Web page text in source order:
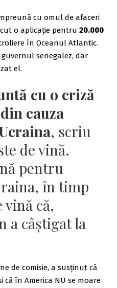
cu omul de afaceri
o aplicaţie pentru 20.000
în Oceanul Atlantic.
senegalez, dar
el.
cu o criză
cauza
, scriu
de vină.
pentru
în timp
vină că,
a câștigat la
de comisie, a susținut că
că în America NU se moare